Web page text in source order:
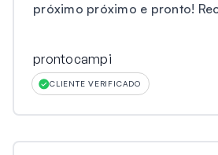
próximo próximo e pronto!
prontocampi
CLIENTE VERIFICADO